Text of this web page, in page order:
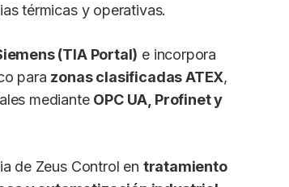
térmicas y operativas.
(TIA Portal) e incorpora
para zonas clasificadas ATEX,
mediante OPC UA, Profinet y
de Zeus Control en tratamiento